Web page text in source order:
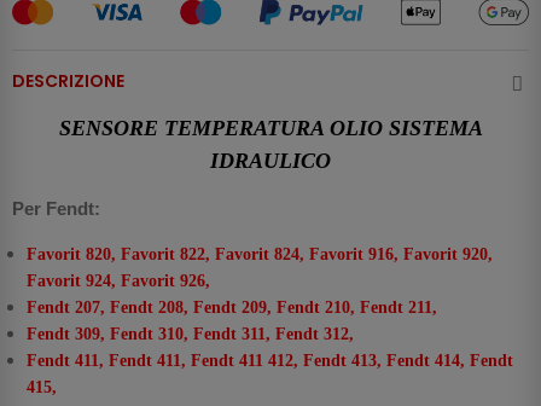
DESCRIZIONE
SENSORE TEMPERATURA OLIO SISTEMA
IDRAULICO
Per Fendt:
Favorit 820, Favorit 822, Favorit 824, Favorit 916, Favorit 920,
Favorit 924, Favorit 926,
Fendt 207, Fendt 208, Fendt 209, Fendt 210, Fendt 211,
Fendt 309, Fendt 310, Fendt 311, Fendt 312,
Fendt 411, Fendt 411, Fendt 411 412, Fendt 413, Fendt 414, Fendt
415,